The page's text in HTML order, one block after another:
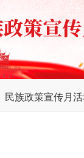
民族政策宣传月